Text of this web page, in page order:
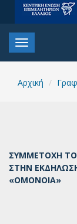
Αρχική
ΣΥΜΜΕΤΟΧΗ
ΣΤΗΝ
«ΟΜΟΝΟΙΑ»